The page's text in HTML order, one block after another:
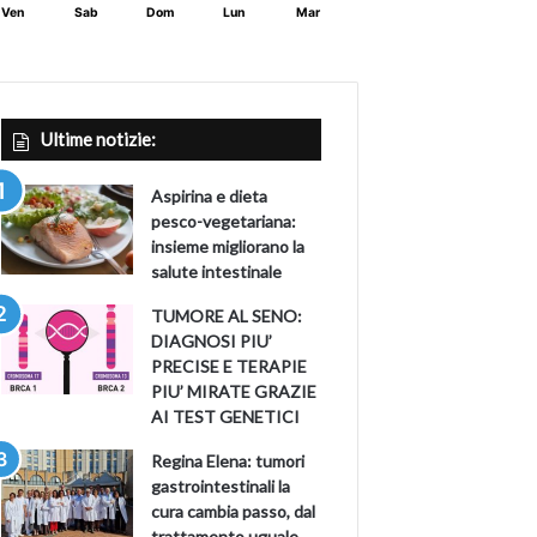
Ven Sab Dom Lun Mar
Ultime notizie:
Aspirina e dieta
pesco-vegetariana:
insieme migliorano la
salute intestinale
TUMORE AL SENO:
DIAGNOSI PIU’
PRECISE E TERAPIE
PIU’ MIRATE GRAZIE
AI TEST GENETICI
Regina Elena: tumori
gastrointestinali la
cura cambia passo, dal